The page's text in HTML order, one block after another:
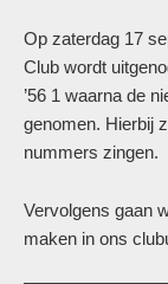
Op zaterdag 17
Club wordt
’56 1 waarna de
genomen. Hierbij
nummers zingen.
Vervolgens gaan
maken in ons